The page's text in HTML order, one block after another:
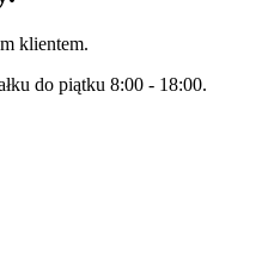
klientem.
do piątku 8:00 - 18:00.